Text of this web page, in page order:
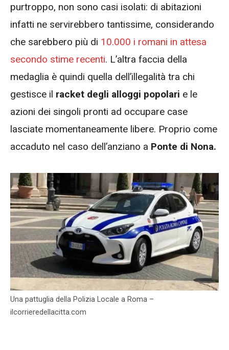
purtroppo, non sono casi isolati: di abitazioni
infatti ne servirebbero tantissime, considerando
che sarebbero più di 10.000 i romani in attesa
secondo stime recenti. L’altra faccia della
medaglia è quindi quella dell’illegalità tra chi
gestisce il racket degli alloggi popolari e le
azioni dei singoli pronti ad occupare case
lasciate momentaneamente libere. Proprio come
accaduto nel caso dell’anziano a Ponte di Nona.
Una pattuglia della Polizia Locale a Roma –
ilcorrieredellacitta.com